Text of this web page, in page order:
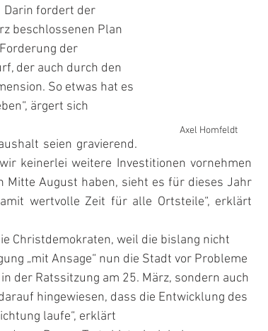
Axel Homfeldt
Darin fordert der
beschlossenen Plan
der
der auch durch den
So etwas hat es
ärgert sich
seien gravierend.
keinerlei weitere Investitionen vornehmen
Mitte August haben, sieht es für dieses Jahr
wertvolle Zeit für alle Ortsteile“, erklärt
Christdemokraten, weil die bislang nicht
„mit Ansage“ nun die Stadt vor Probleme
der Ratssitzung am 25. März, sondern auch
hingewiesen, dass die Entwicklung des
laufe“, erklärt